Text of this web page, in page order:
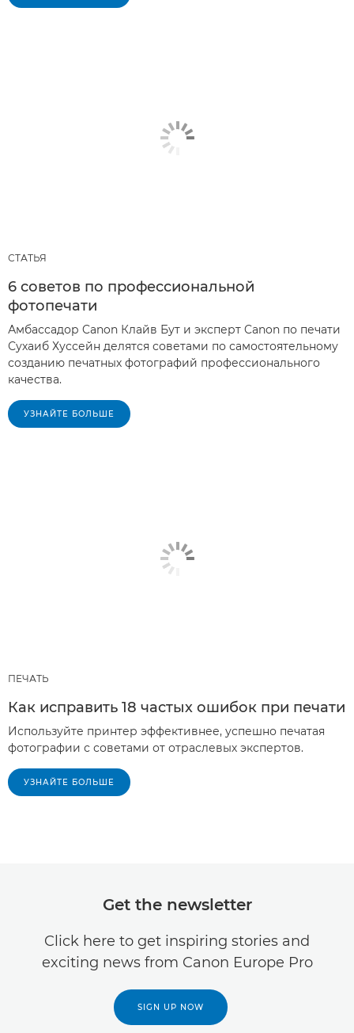
СТАТЬЯ
6 советов по профессиональной
фотопечати
Амбассадор Canon Клайв Бут и эксперт Canon по печати
Сухаиб Хуссейн делятся советами по самостоятельному
созданию печатных фотографий профессионального
качества.
УЗНАЙТЕ БОЛЬШЕ
ПЕЧАТЬ
Как исправить 18 частых ошибок при печати
Используйте принтер эффективнее, успешно печатая
фотографии с советами от отраслевых экспертов.
УЗНАЙТЕ БОЛЬШЕ
Get the newsletter
Click here to get inspiring stories and
exciting news from Canon Europe Pro
SIGN UP NOW